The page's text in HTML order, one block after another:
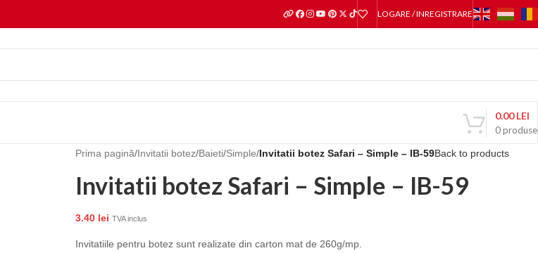
LOGARE / INREGISTRARE
0produse
0.00LEI
Prima pagină/Invitatii botez/Baieti/Simple/Invitatii botez Safari – Simple – IB-59Back to products
Invitatii botez Safari – Simple – IB-59
3.40 lei TVA inclus
Invitatiile pentru botez sunt realizate din carton mat de 260g/mp.